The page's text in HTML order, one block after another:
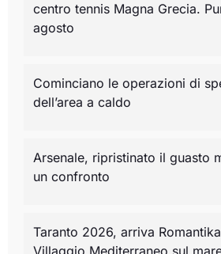
centro tennis Magna Grecia.
agosto
Cominciano le operazioni di
dell’area a caldo
Arsenale, ripristinato il guasto
un confronto
Taranto 2026, arriva